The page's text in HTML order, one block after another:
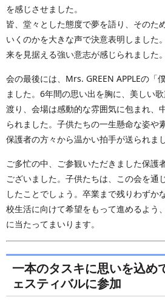
を感じさせました。
皆、堂々とした態度で夢を語り、そのた
いくのかを大きな声で決意表明しました
来を見据える強い意志が感じられました。
会の最後には、Mrs. GREEN APPLEの「
ました。6年間の思い出を胸に、美しい
渡り、会場は感動的な雰囲気に包まれ、
られました。子供たちの一生懸命な姿や
保護者の方々から温かい拍手が送られま
ご多忙の中、ご参観いただきました保護
ございました。子供たちは、この会を通
したことでしょう。卒業まで残りわずか
校生活に向けて希望をもって進めるよう
に当たってまいります。
一本のタスキに思いを込
ェスティバルに参加